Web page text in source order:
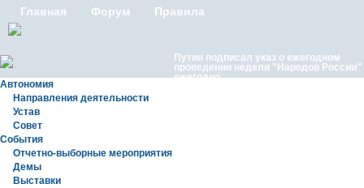
Главная Форум Правила
Автономия
Направления деятельности
Устав
Совет
События
Отчетно-выборные мероприятия
Демы
Выставки
Путин подписал указ о ежегодном
проведении недели "Народов России"
ежегодно